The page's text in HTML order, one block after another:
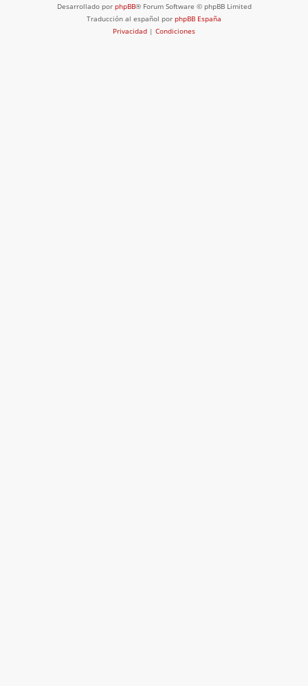
Desarrollado por phpBB® Forum Software © phpBB Limited
Traducción al español por phpBB España
Privacidad | Condiciones